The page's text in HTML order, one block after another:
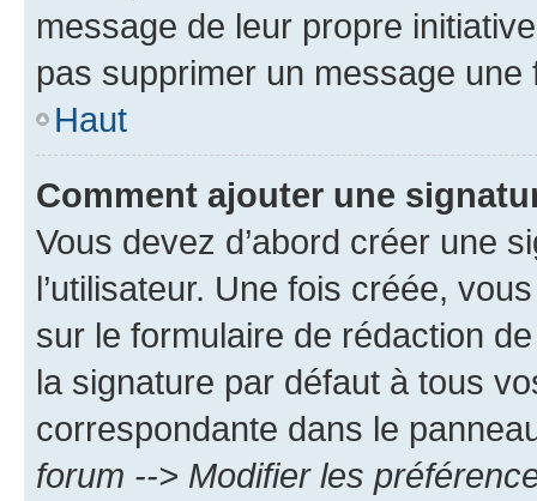
message de leur propre
pas supprimer un message une
Haut
Comment ajouter une
Vous devez d’abord créer une
l’utilisateur. Une fois créée,
sur le formulaire de rédaction
la signature par défaut à tous
correspondante dans le
forum --> Modifier les